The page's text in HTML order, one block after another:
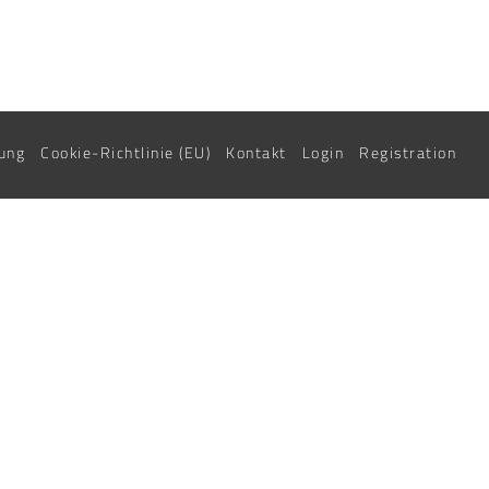
Cookie-Richtlinie (EU) Kontakt Login Registration